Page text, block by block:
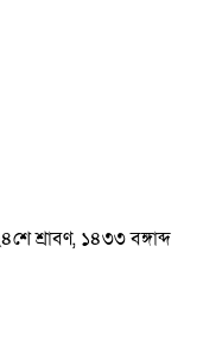
শ্রাবণ, ১৪৩৩ বঙ্গাব্দ